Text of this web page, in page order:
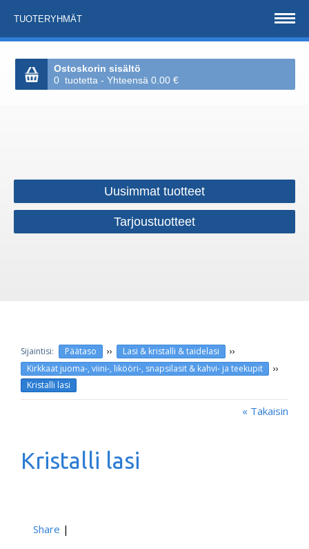
TUOTERYHMÄT
Ostoskorin sisältö
0 tuotetta - Yhteensä 0.00 €
Uusimmat tuotteet
Tarjoustuotteet
Päätaso ›› Lasi & kristalli & taidelasi ››
Kirkkaat juoma-, viini-, likööri-, snapsilasit & kahvi- ja teekupit ››
Kristalli lasi
« Takaisin
Kristalli lasi
Share |